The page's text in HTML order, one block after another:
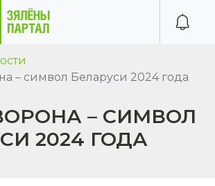
– символ Беларуси 2024 года
– СИМВОЛ
2024 ГОДА